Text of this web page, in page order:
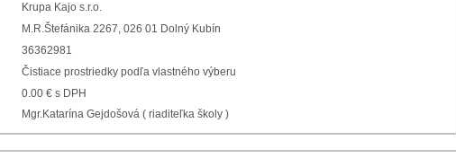
Krupa Kajo s.r.o.
M.R.Štefánika 2267, 026 01 Dolný Kubín
36362981
Čistiace prostriedky podľa vlastného výberu
0.00 € s DPH
Mgr.Katarína Gejdošová ( riaditeľka školy )